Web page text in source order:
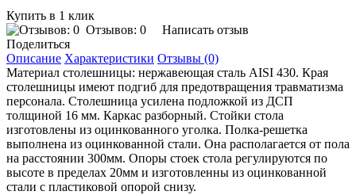
Купить в 1 клик
Отзывов: 0
Написать отзыв
Поделиться
Описание Характеристики Отзывы (0)
Материал столешницы: нержавеющая сталь AISI 430. Края
столешницы имеют подгиб для предотвращения травматизма
персонала. Столешница усилена подложкой из ДСП
толщиной 16 мм. Каркас разборный. Стойки стола
изготовлены из оцинкованного уголка. Полка-решетка
выполнена из оцинкованной стали. Она располагается от пола
на расстоянии 300мм. Опоры стоек стола регулируются по
высоте в пределах 20мм и изготовленны из оцинкованной
стали с пластиковой опорой снизу.